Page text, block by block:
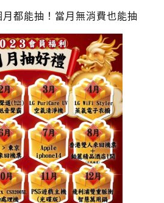
都能抽！當月無消費也能抽